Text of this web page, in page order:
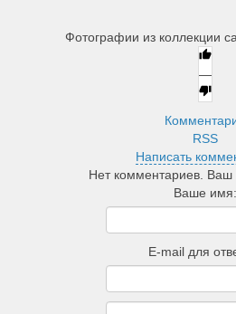
Фотографии из коллекции
—
RSS
Написать
Нет комментариев. Ваш
Ваше имя:
E-mail для